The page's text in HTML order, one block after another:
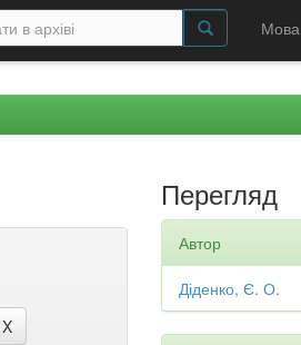
Мова
Перегляд
Автор
Діденко, Є. О.